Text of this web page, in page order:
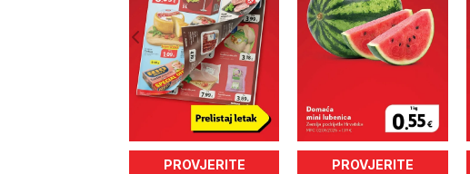
PROVJERITE
PROVJERITE